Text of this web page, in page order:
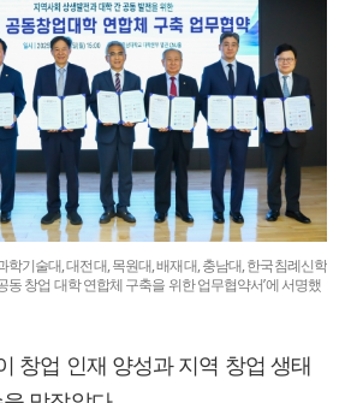
학기술대, 대전대, 목원대, 배재대, 충남대, 한국침례신학
동 창업 대학 연합체 구축을 위한 업무협약서’에 서명했
창업 인재 양성과 지역 창업 생태